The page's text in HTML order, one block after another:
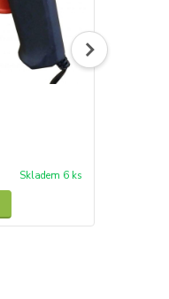
Skladem 6 ks